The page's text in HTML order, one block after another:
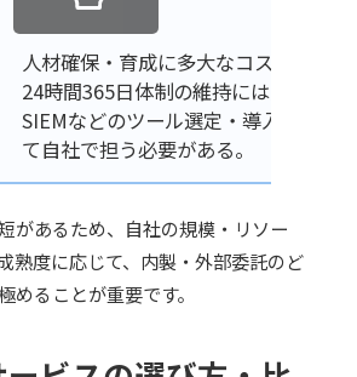
人材確保・育成に多大なコストと時
24時間365日体制の維持には人員が必
SIEMなどのツール選定・導入・チュ
て自社で担う必要がある。
があるため、自社の規模・リソー
熟度に応じて、内製・外部委託のど
めることが重要です。